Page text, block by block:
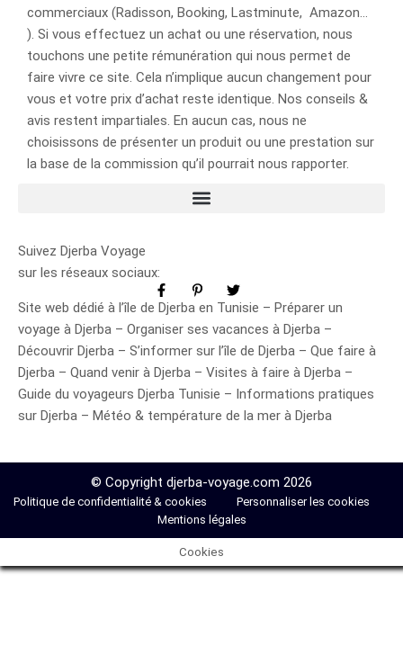
commerciaux (Radisson, Booking, Lastminute, Amazon…
). Si vous effectuez un achat ou une réservation, nous
touchons une petite rémunération qui nous permet de
faire vivre ce site. Cela n’implique aucun changement pour
vous et votre prix d’achat reste identique. Nos conseils &
avis restent impartiales. En aucun cas, nous ne
choisissons de présenter un produit ou une prestation sur
la base de la commission qu’il pourrait nous rapporter.
Suivez Djerba Voyage
sur les réseaux sociaux:
Site web dédié à l’île de Djerba en Tunisie – Préparer un
voyage à Djerba – Organiser ses vacances à Djerba –
Découvrir Djerba – S’informer sur l’île de Djerba – Que faire à
Djerba – Quand venir à Djerba – Visites à faire à Djerba –
Guide du voyageurs Djerba Tunisie – Informations pratiques
sur Djerba – Météo & température de la mer à Djerba
© Copyright djerba-voyage.com 2026
Politique de confidentialité & cookies
Personnaliser les cookies
Mentions légales
Cookies